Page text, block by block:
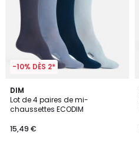
-10% DÈS 2*
DIM
Lot de 4 paires de mi-
chaussettes ECODIM
15,49 €
2
/
5